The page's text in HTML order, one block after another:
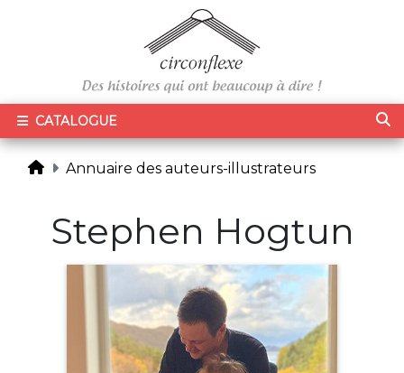
CATALOGUE
Annuaire des auteurs-illustrateurs
Stephen Hogtun